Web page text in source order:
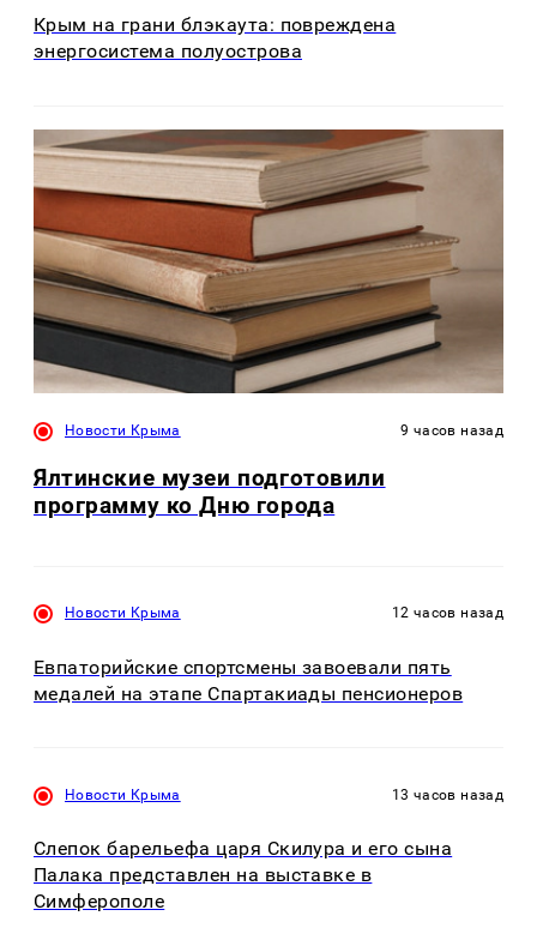
Крым на грани блэкаута: повреждена
энергосистема полуострова
Новости Крыма 9 часов назад
Ялтинские музеи подготовили
программу ко Дню города
Новости Крыма 12 часов назад
Евпаторийские спортсмены завоевали пять
медалей на этапе Спартакиады пенсионеров
Новости Крыма 13 часов назад
Слепок барельефа царя Скилура и его сына
Палака представлен на выставке в
Симферополе